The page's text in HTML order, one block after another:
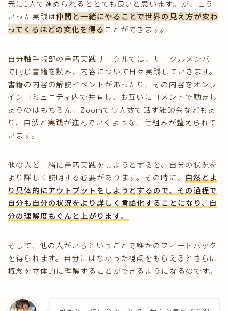
元に1人で進められるととても良いと思います。が、こう
いった実践は仲間と一緒にやることで世界の見え方が変わ
ってくるほどの変化を得る ことができます。
自分軸手帳部の書籍実践サークルでは、サークルメンバー
で同じ書籍を読み、内容について日々実践していきます。
書籍の内容の解説イベントがあったり、その内容をオンラ
インコミュニティ内で共有し、お互いにコメントで励まし
あうのはもちろん、Zoomで少人数で話す雑談会などもあ
り、自然と実践が進んでいくような、仕組みが整えられて
います。
他の人と一緒に書籍実践をしようとすると、自分の状況を
より詳しく説明する必要があります。その時に、
自然とよ
り具体的にアウトプットをしようとするので、その過程で
自分も自分の状況をより詳しく言語化することになり、自
分の理解度もぐんと上がります。
そして、他の人がいるということで誰かのフィードバック
を得られます。自分にはなかった視点をもらえるとさらに
概念を立体的に理解することができるようになるのです。